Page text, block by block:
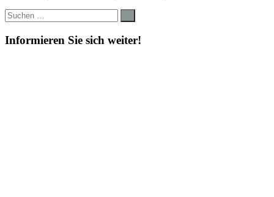
Suche
nach:
Informieren Sie sich weiter!